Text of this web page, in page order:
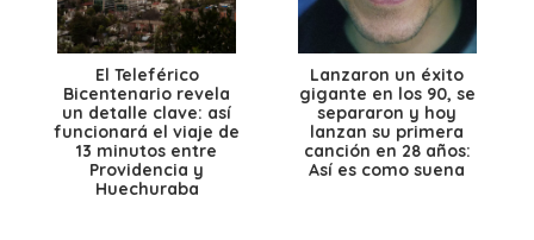
El Teleférico
Bicentenario revela
un detalle clave: así
funcionará el viaje de
13 minutos entre
Providencia y
Huechuraba
Lanzaron un éxito
gigante en los 90, se
separaron y hoy
lanzan su primera
canción en 28 años:
Así es como suena